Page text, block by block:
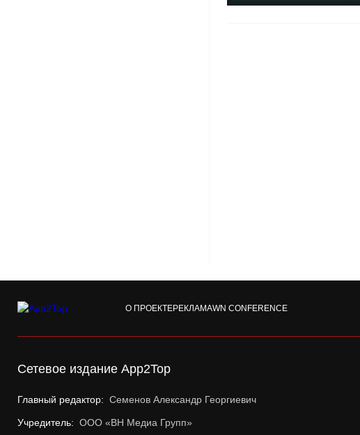
О ПРОЕКТЕРЕКЛАМАWN CONFERENCE
Сетевое издание App2Top
Главный редактор: Семенов Александр Георгиевич
Учредитель: ООО «ВН Медиа Групп»